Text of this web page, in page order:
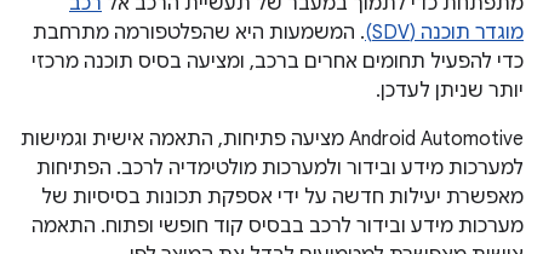
מוגדר תוכנה (SDV)
. המשמעות היא שהפלטפורמה מתרחבת
כדי להפעיל תחומים אחרים ברכב, ומציעה בסיס תוכנה מרכזי
יותר שניתן לעדכן.
‫Android Automotive מציעה פתיחות, התאמה אישית וגמישות
למערכות מידע ובידור ולמערכות מולטימדיה לרכב. הפתיחות
מאפשרת יעילות חדשה על ידי אספקת תכונות בסיסיות של
מערכות מידע ובידור לרכב בבסיס קוד חופשי ופתוח. התאמה